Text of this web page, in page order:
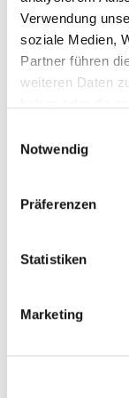
Verwendung
soziale Medien,
Partner führen
weiteren Daten
Notwendig
Präferenzen
Statistiken
Marketing
Geschlossen -
WEIN- UND
A.DIEHL
diehl-